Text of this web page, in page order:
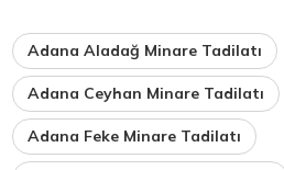
Adana Aladağ Minare Tadilatı
Adana Ceyhan Minare Tadilatı
Adana Feke Minare Tadilatı